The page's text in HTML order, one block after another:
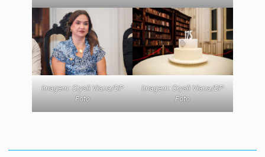
Imagem: Crysli Viana/DP
Foto
Imagem: Crysli Viana/DP
Foto